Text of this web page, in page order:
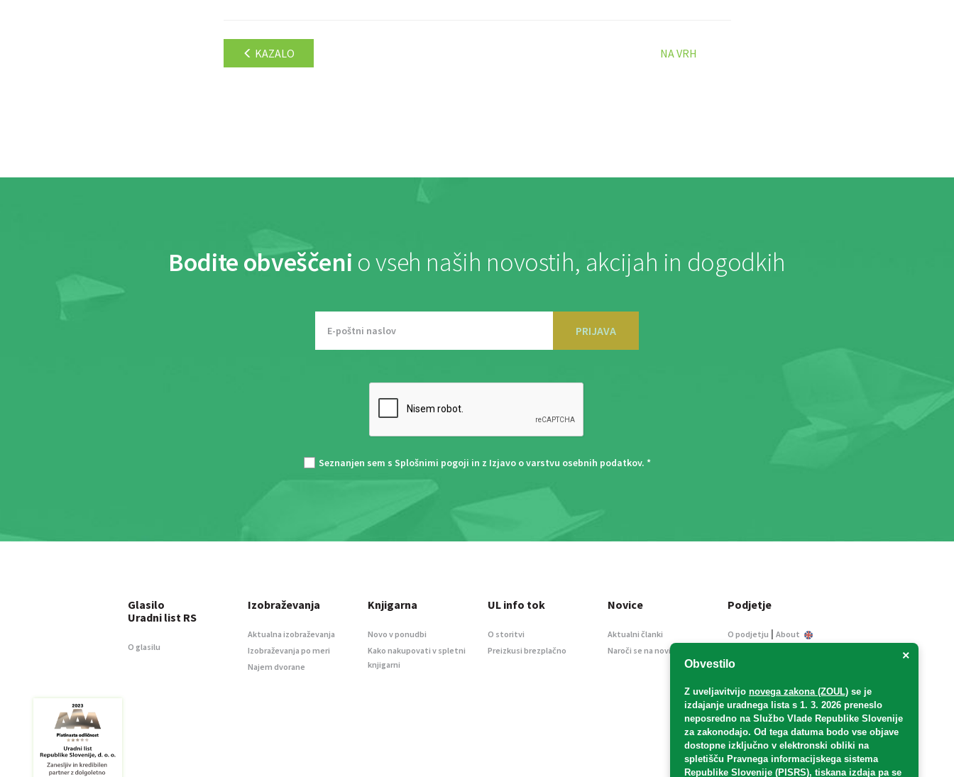
KAZALO NA VRH
Bodite obveščeni o vseh naših novostih, akcijah in dogodkih
PRIJAVA
Seznanjen sem s Splošnimi pogoji in z Izjavo o varstvu osebnih podatkov. *
×
Obvestilo
Z uveljavitvijo novega zakona (ZOUL) se je
izdajanje uradnega lista s 1. 3. 2026 preneslo
neposredno na Službo Vlade Republike Slovenije
za zakonodajo. Od tega datuma bodo vse objave
dostopne izključno v elektronski obliki na
spletišču Pravnega informacijskega sistema
Republike Slovenije (PISRS), tiskana izdaja pa se
Glasilo
Uradni list RS
O glasilu
Izobraževanja
Aktualna izobraževanja
Izobraževanja po meri
Najem dvorane
Knjigarna
Novo v ponudbi
Kako nakupovati v spletni
knjigarni
UL info tok
O storitvi
Preizkusi brezplačno
Novice
Aktualni članki
Naroči se na novice
Podjetje
O podjetju | About
Informacije javnega
Oglaševanje
Splošni pogoji
Izjava o varstvu osebnih
podatkov
E-dražbe